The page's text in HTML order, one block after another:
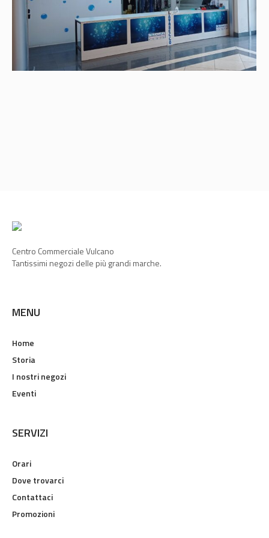
Centro Commerciale Vulcano
Tantissimi negozi delle più grandi marche.
MENU
Home
Storia
I nostri negozi
Eventi
SERVIZI
Orari
Dove trovarci
Contattaci
Promozioni